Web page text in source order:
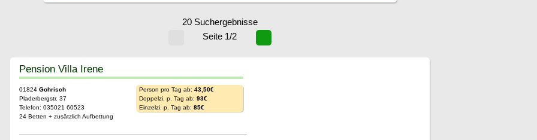
20 Suchergebnisse
Seite 1/2
Pension Villa Irene
01824 Gohrisch
Pladerbergstr. 37
Telefon: 035021 60523
24 Betten + zusätzlich Aufbettung
Person pro Tag ab: 43,50€
Doppelzi. p. Tag ab: 93€
Einzelzi. p. Tag ab: 85€